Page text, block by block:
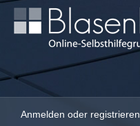
Anmelden oder registrieren